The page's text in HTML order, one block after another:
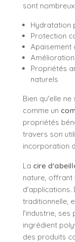
sont nombreux
Hydratation
Protection
Apaisement
Propriétés
naturels
Bien qu'elle
comme un
propriétés
travers son
incorporation
La cire
nature, offrant
d'applications.
traditionnelle,
l'industrie, ses
ingrédient
des produits